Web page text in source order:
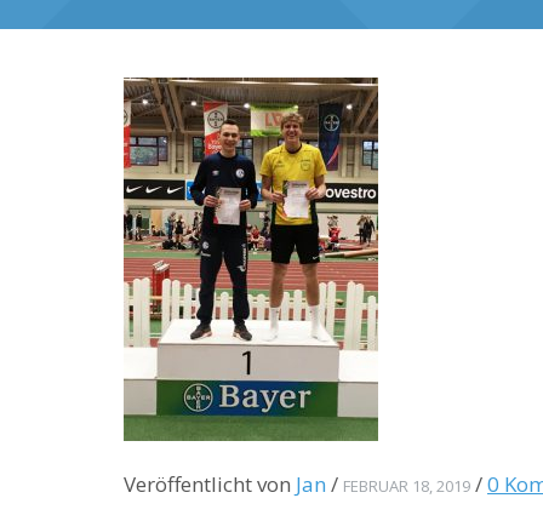
Veröffentlicht von Jan / FEBRUAR 18, 2019 /0